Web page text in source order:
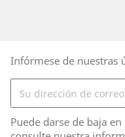
Infórmese de nuestras
Puede darse de baja